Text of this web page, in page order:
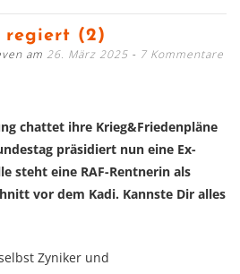
regiert (2)
am 26. März 2025 7 Kommentare
chattet ihre Krieg&Friedenpläne
präsidiert nun eine Ex-
steht eine RAF-Rentnerin als
vor dem Kadi. Kannste Dir alles
Zyniker und